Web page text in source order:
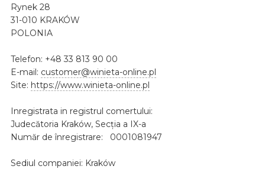
Rynek 28
31-010 KRAKÓW
POLONIA
Telefon: +48 33 813 90 00
E-mail: customer@winieta-online.pl
Site: https://www.winieta-online.pl
Inregistrata in registrul comertului:
Judecătoria Kraków, Secția a IX-a
Număr de înregistrare: 0001081947
Sediul companiei: Kraków